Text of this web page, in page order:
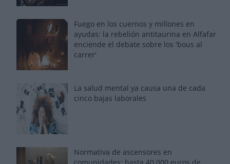
Fuego en los cuernos y millones en
ayudas: la rebelión antitaurina en Alfafar
enciende el debate sobre los 'bous al
carrer'
La salud mental ya causa una de cada
cinco bajas laborales
Normativa de ascensores en
comunidades: hasta 40.000 euros de